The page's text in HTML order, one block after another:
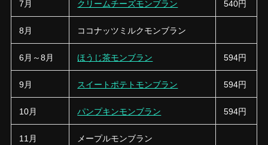
7月 クリームチーズモンブラン 540円
8月 ココナッツミルクモンブラン
6月～8月 ほうじ茶モンブラン 594円
9月 スイートポテトモンブラン 594円
10月 パンプキンモンブラン 594円
11月 メープルモンブラン